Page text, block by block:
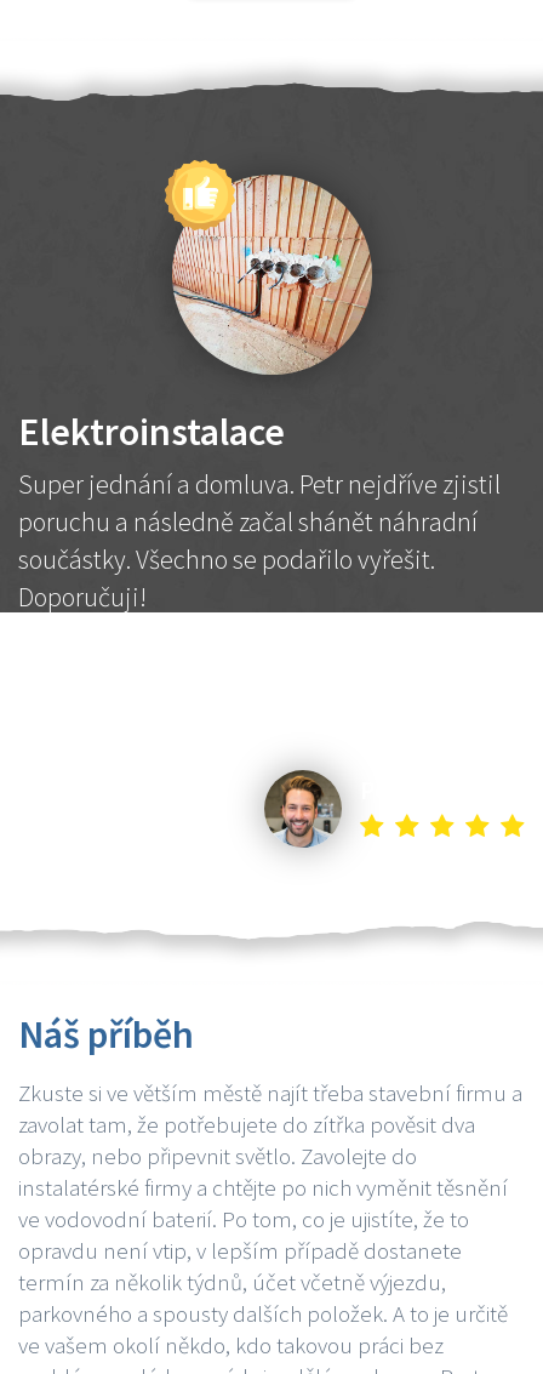
Elektroinstalace
Super jednání a domluva. Petr nejdříve zjistil
poruchu a následně začal shánět náhradní
součástky. Všechno se podařilo vyřešit.
Doporučuji!
Náš příběh
Zkuste si ve větším městě najít třeba stavební firmu a
zavolat tam, že potřebujete do zítřka pověsit dva
obrazy, nebo připevnit světlo. Zavolejte do
instalatérské firmy a chtějte po nich vyměnit těsnění
ve vodovodní baterií. Po tom, co je ujistíte, že to
opravdu není vtip, v lepším případě dostanete
termín za několik týdnů, účet včetně výjezdu,
parkovného a spousty dalších položek. A to je určitě
ve vašem okolí někdo, kdo takovou práci bez